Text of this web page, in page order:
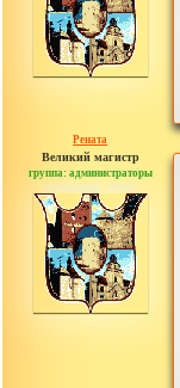
Рената
Великий магистр
группа: администраторы
сообщений: 30442